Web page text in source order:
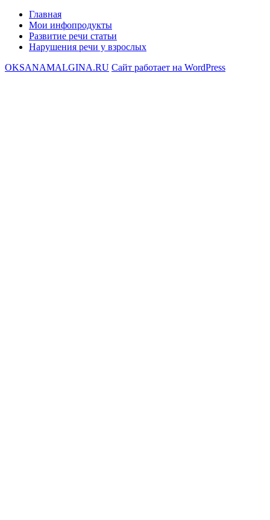
Главная
Мои инфопродукты
Развитие речи статьи
Нарушения речи у взрослых
OKSANAMALGINA.RU Сайт работает на WordPress